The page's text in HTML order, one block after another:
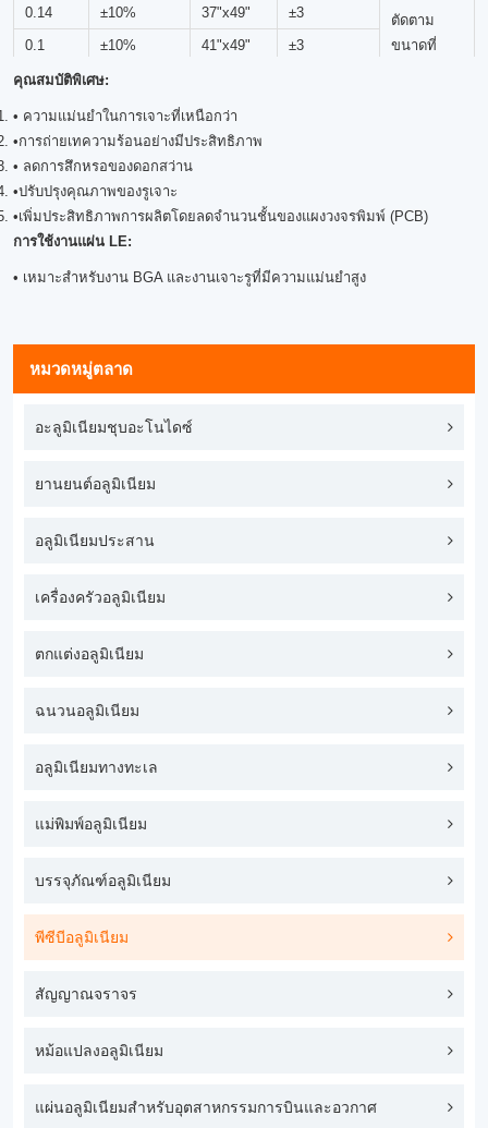
0.14 ±10% 37"x49" ±3
ตัดตาม
ขนาดที่
0.1 ±10% 41"x49"
±3
0.18
±10%
คุณสมบัติพิเศษ:
• ความแม่นยำในการเจาะที่เหนือกว่า
•การถ่ายเทความร้อนอย่างมีประสิทธิภาพ
• ลดการสึกหรอของดอกสว่าน
•ปรับปรุงคุณภาพของรูเจาะ
•เพิ่มประสิทธิภาพการผลิตโดยลดจำนวนชั้นของแผงวงจรพิมพ์ (PCB)
การใช้งานแผ่น LE:
• เหมาะสำหรับงาน BGA และงานเจาะรูที่มีความแม่นยำสูง
หมวดหมู่ตลาด
อะลูมิเนียมชุบอะโนไดซ์
ยานยนต์อลูมิเนียม
อลูมิเนียมประสาน
เครื่องครัวอลูมิเนียม
ตกแต่งอลูมิเนียม
ฉนวนอลูมิเนียม
อลูมิเนียมทางทะเล
แม่พิมพ์อลูมิเนียม
บรรจุภัณฑ์อลูมิเนียม
พีซีบีอลูมิเนียม
สัญญาณจราจร
หม้อแปลงอลูมิเนียม
แผ่นอลูมิเนียมสำหรับอุตสาหกรรมการบินและอวกาศ